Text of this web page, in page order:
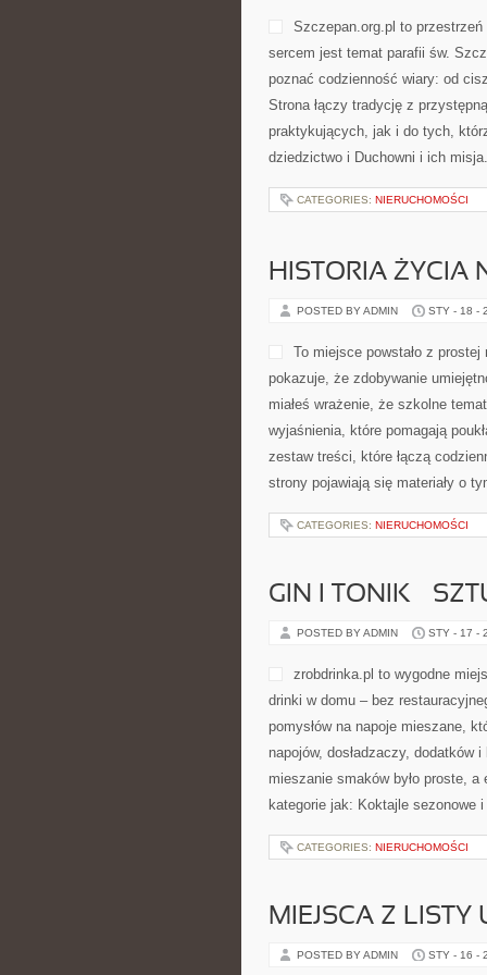
Szczepan.org.pl to
sercem jest temat parafii św.
poznać codzienność wiary: od
Strona łączy tradycję z
praktykujących, jak i do tych,
dziedzictwo i Duchowni i ich
CATEGORIES: NIERUCHOMOŚCI
HISTORIA ŻYCIA
POSTED BY ADMIN STY - 18 -
To miejsce powstało z
pokazuje, że zdobywanie
miałeś wrażenie, że szkolne
wyjaśnienia, które pomagają
zestaw treści, które łączą
strony pojawiają się materiały o
CATEGORIES: NIERUCHOMOŚCI
GIN I TONIK –
POSTED BY ADMIN STY - 17 -
zrobdrinka.pl to wygodne
drinki w domu – bez
pomysłów na napoje mieszane,
napojów, dosładzaczy, dodatków
mieszanie smaków było proste,
kategorie jak: Koktajle sezonowe
CATEGORIES: NIERUCHOMOŚCI
MIEJSCA Z LISTY
POSTED BY ADMIN STY - 16 -